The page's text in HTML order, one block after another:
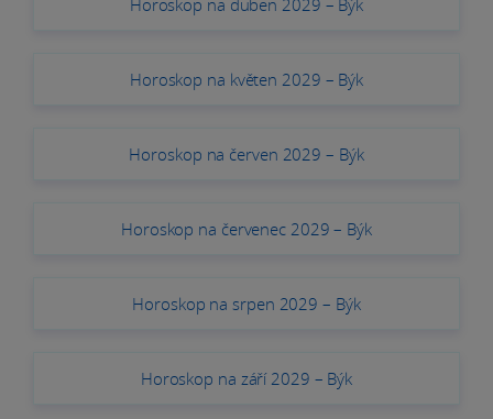
Horoskop na květen 2029 – Býk
Horoskop na červen 2029 – Býk
Horoskop na červenec 2029 – Býk
Horoskop na srpen 2029 – Býk
Horoskop na září 2029 – Býk